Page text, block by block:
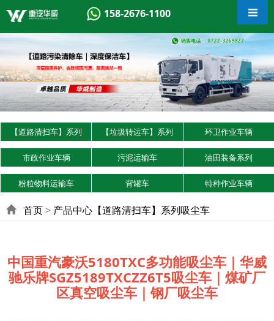
158-2676-1100
【道路清扫车】系列 【垃圾转运车】系列 环卫作业车辆
市政作业车辆 污泥运输车 油田装备系列
粉粒物料运输车 背罐车 特种作业车辆
首页> 产品中心 【道路清扫车】系列吸尘车
中国重汽豪沃5180TXC多功能吸尘车｜华威
驰乐牌SGZ5189TXCZZ6T5吸尘车｜煤矿厂
区真空吸尘车｜钢厂吸尘车